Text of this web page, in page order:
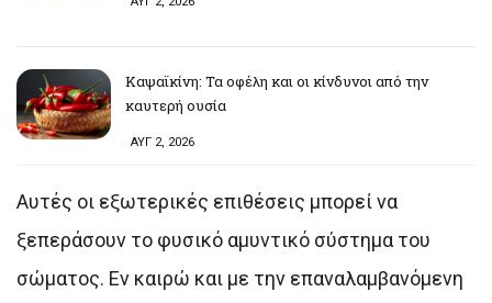
Καψαϊκίνη: Τα οφέλη και οι κίνδυνοι από την
καυτερή ουσία
ΑΥΓ 2, 2026
Αυτές οι εξωτερικές επιθέσεις μπορεί να
ξεπεράσουν το φυσικό αμυντικό σύστημα του
σώματος. Εν καιρώ και με την επαναλαμβανόμενη